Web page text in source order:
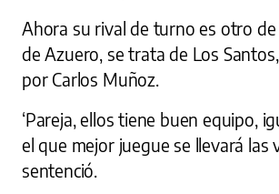
Ahora su rival de turno es otro de
de Azuero, se trata de Los
por Carlos Muñoz.
‘Pareja, ellos tiene buen equipo,
el que mejor juegue se llevará las
sentenció.